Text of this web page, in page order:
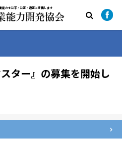
能力を公平・公正・適正に評価します
ター』の募集を開始し